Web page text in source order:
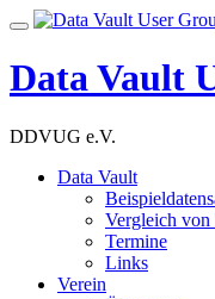
Skip
content
Toggle
Data Vault
DDVUG e.V.
Data Vault
Vergleich
Termine
Links
Verein